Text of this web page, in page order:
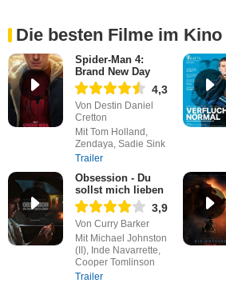
Die besten Filme im Kino
Spider-Man 4:
Brand New Day
4,3
Von Destin Daniel
Cretton
Mit Tom Holland,
Zendaya, Sadie Sink
Trailer
Obsession - Du
sollst mich lieben
3,9
Von Curry Barker
Mit Michael Johnston
(II), Inde Navarrette,
Cooper Tomlinson
Trailer